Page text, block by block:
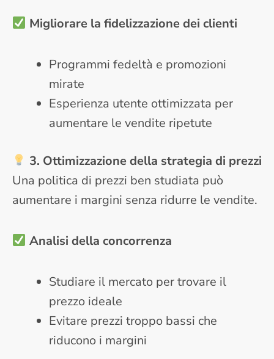
Migliorare la fidelizzazione dei clienti
Programmi fedeltà e promozioni
mirate
Esperienza utente ottimizzata per
aumentare le vendite ripetute
3. Ottimizzazione della strategia di prezzi
Una politica di prezzi ben studiata può
aumentare i margini senza ridurre le vendite.
Analisi della concorrenza
Studiare il mercato per trovare il
prezzo ideale
Evitare prezzi troppo bassi che
riducono i margini